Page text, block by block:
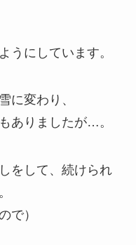
うにしています。
に変わり、
ありましたが…。
をして、続けられ
で）